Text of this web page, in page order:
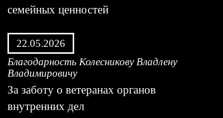
семейных ценностей
22.05.2026
Благодарность Колесникову Владлену
Владимировичу
За заботу о ветеранах органов
внутренних дел